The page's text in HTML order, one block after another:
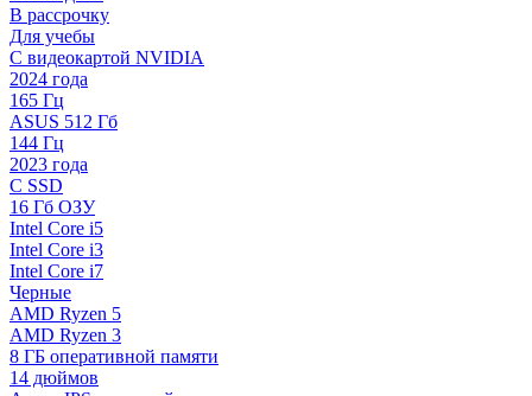
В рассрочку
Для учебы
С видеокартой NVIDIA
2024 года
165 Гц
ASUS 512 Гб
144 Гц
2023 года
С SSD
16 Гб ОЗУ
Intel Core i5
Intel Core i3
Intel Core i7
Черные
AMD Ryzen 5
AMD Ryzen 3
8 ГБ оперативной памяти
14 дюймов